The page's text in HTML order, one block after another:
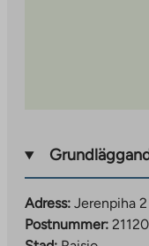
Adress: Jerenpiha 2
Postnummer: 21120